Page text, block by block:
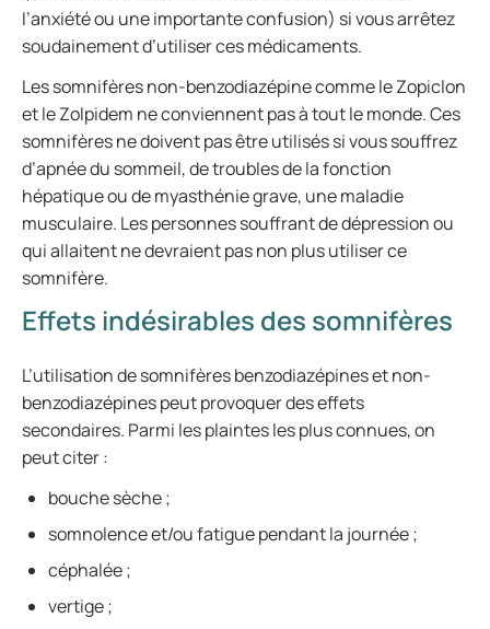
l’anxiété ou une importante confusion) si vous arrêtez
soudainement d’utiliser ces médicaments.
Les somnifères non-benzodiazépine comme le Zopiclon
et le Zolpidem ne conviennent pas à tout le monde. Ces
somnifères ne doivent pas être utilisés si vous souffrez
d’apnée du sommeil, de troubles de la fonction
hépatique ou de myasthénie grave, une maladie
musculaire. Les personnes souffrant de dépression ou
qui allaitent ne devraient pas non plus utiliser ce
somnifère.
Effets indésirables des somnifères
L’utilisation de somnifères benzodiazépines et non-
benzodiazépines peut provoquer des effets
secondaires. Parmi les plaintes les plus connues, on
peut citer :
bouche sèche ;
somnolence et/ou fatigue pendant la journée ;
céphalée ;
vertige ;